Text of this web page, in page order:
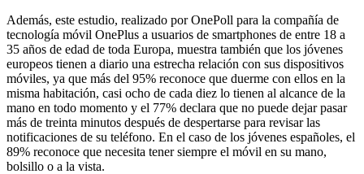
Además, este estudio, realizado por OnePoll para la compañía de
tecnología móvil OnePlus a usuarios de smartphones de entre 18 a
35 años de edad de toda Europa, muestra también que los jóvenes
europeos tienen a diario una estrecha relación con sus dispositivos
móviles, ya que más del 95% reconoce que duerme con ellos en la
misma habitación, casi ocho de cada diez lo tienen al alcance de la
mano en todo momento y el 77% declara que no puede dejar pasar
más de treinta minutos después de despertarse para revisar las
notificaciones de su teléfono. En el caso de los jóvenes españoles, el
89% reconoce que necesita tener siempre el móvil en su mano,
bolsillo o a la vista.